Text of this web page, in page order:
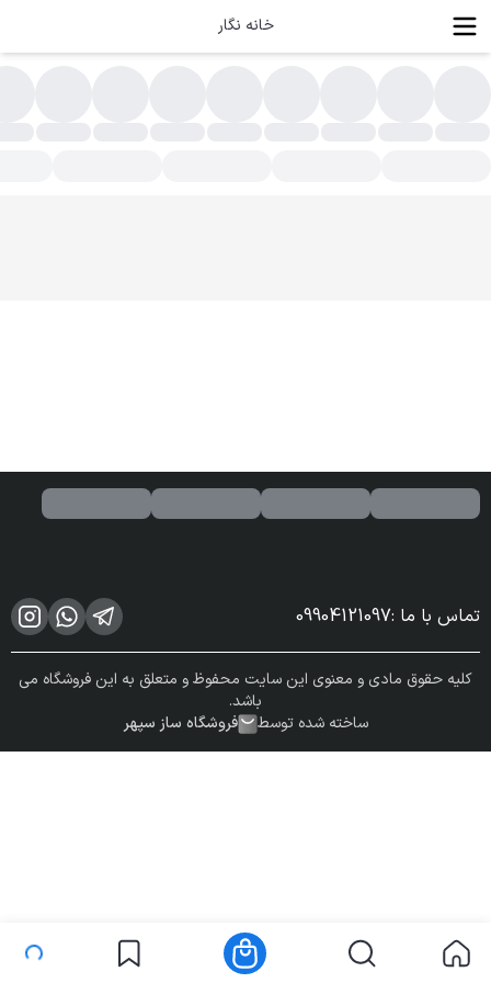
خانه نگار
تماس با ما :
09904121097
کلیه حقوق مادی و معنوی این سایت محفوظ و متعلق به این فروشگاه می
باشد.
ساخته شده توسط
فروشگاه ساز سپهر